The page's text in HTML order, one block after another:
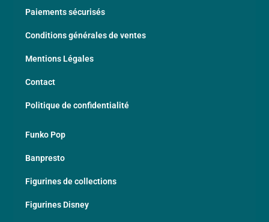
Paiements sécurisés
Conditions générales de ventes
Mentions Légales
Contact
Politique de confidentialité
Funko Pop
Banpresto
Figurines de collections
Figurines Disney